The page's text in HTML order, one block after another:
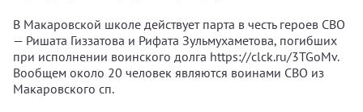
В Макаровской школе действует парта в честь героев СВО
— Ришата Гиззатова и Рифата Зульмухаметова, погибших
при исполнении воинского долга https://clck.ru/3TGoMv.
Вообщем около 20 человек являются воинами СВО из
Макаровского сп.